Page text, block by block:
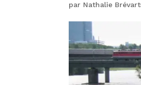
par Nathalie